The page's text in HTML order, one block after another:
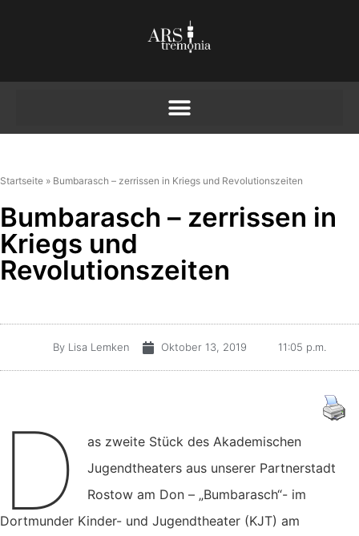
Startseite » Bumbarasch – zerrissen in Kriegs und Revolutionszeiten
Bumbarasch – zerrissen in
Kriegs und
Revolutionszeiten
ByLisa Lemken Oktober 13, 2019 11:05 p.m.
D
as zweite Stück des Akademischen
Jugendtheaters aus unserer Partnerstadt
Rostow am Don – „Bumbarasch“- im
Dortmunder Kinder- und Jugendtheater (KJT) am